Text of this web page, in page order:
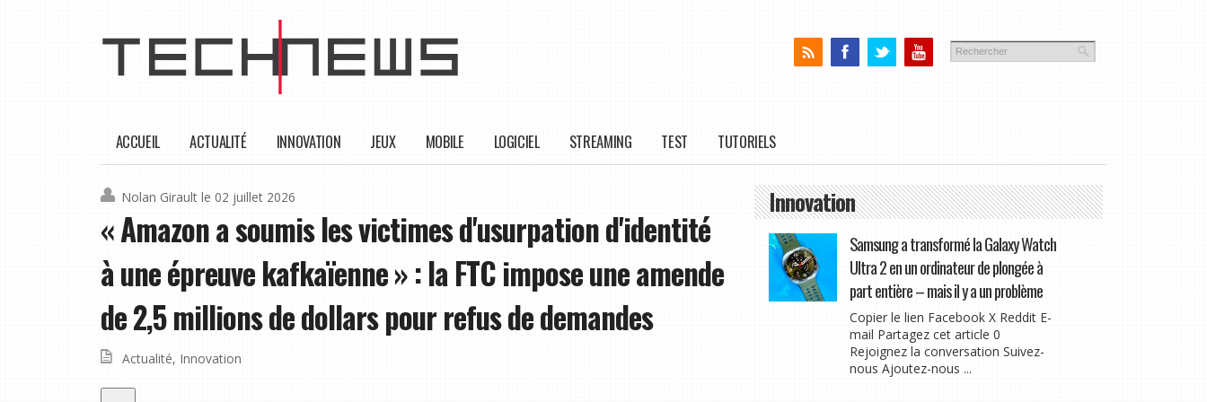
ACCUEIL ACTUALITÉ INNOVATION JEUX MOBILE LOGICIEL STREAMING TEST TUTORIELS
Nolan Girault le 02 juillet 2026
« Amazon a soumis les victimes d'usurpation d'identité
à une épreuve kafkaïenne » : la FTC impose une amende
de 2,5 millions de dollars pour refus de demandes
Actualité, Innovation
Innovation
Samsung a transformé la Galaxy Watch
Ultra 2 en un ordinateur de plongée à
part entière – mais il y a un problème
Copier le lien Facebook X Reddit E-
mail Partagez cet article 0
Rejoignez la conversation Suivez-
nous Ajoutez-nous ...